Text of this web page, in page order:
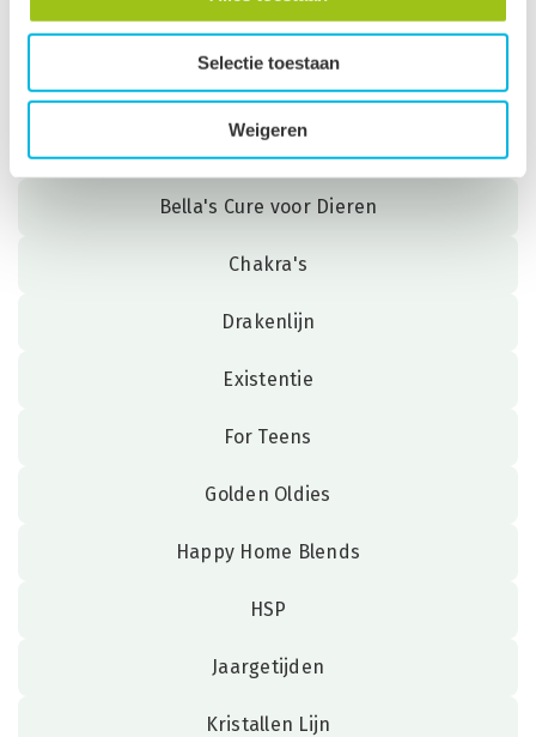
Selectie toestaan
Weigeren
Angel collection
Awareness
Bella's Cure voor Dieren
Chakra's
Drakenlijn
Existentie
For Teens
Golden Oldies
Happy Home Blends
HSP
Jaargetijden
Kristallen Lijn